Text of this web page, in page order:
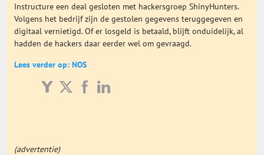
Algemeen
Onderwijs Totaal
Basisonderwijs
ICT
Instructure een deal gesloten met hackersgroep ShinyHunters.
Volgens het bedrijf zijn de gestolen gegevens teruggegeven en
digitaal vernietigd. Of er losgeld is betaald, blijft onduidelijk, al
hadden de hackers daar eerder wel om gevraagd.
Lees verder op: NOS
(advertentie)